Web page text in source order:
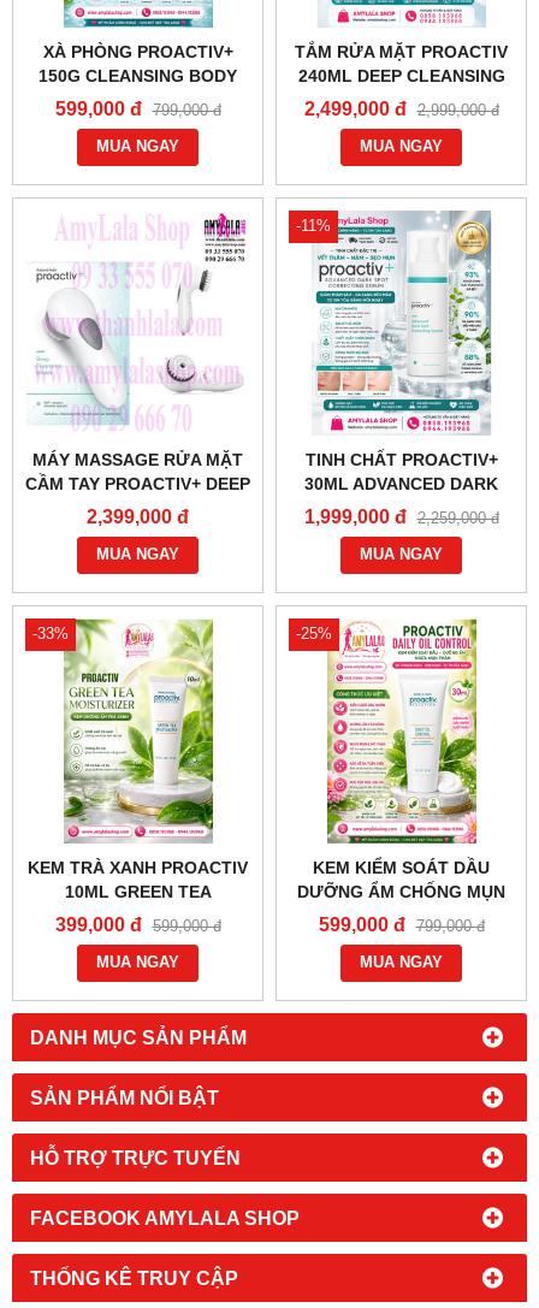
DANH MỤC SẢN PHẨM
SẢN PHẨM NỔI BẬT
HỖ TRỢ TRỰC TUYẾN
FACEBOOK AMYLALA SHOP
THỐNG KÊ TRUY CẬP
XÀ PHÒNG PROACTIV+
150G CLEANSING BODY
BAR SOAP TRỊ MỤN SÁNG
DA - 0858193968 -
0944193968 -
AMYLALASHOP.COM -
599,000 đ 799,000 đ
MUA NGAY
TẮM RỬA MẶT PROACTIV
240ML DEEP CLEANSING
WASH 2IN1 FACE BODY TRỊ
MỤN TRẮNG DA -
0858193968 - 0944193968 -
AMYLALASHOP.COM -
2,499,000 đ 2,999,000 đ
MUA NGAY
MÁY MASSAGE RỬA MẶT
CẦM TAY PROACTIV+ DEEP
CLEANSING BRUSH -
0933555070 - 0902966670 -
2,399,000 đ
MUA NGAY
-11%
TINH CHẤT PROACTIV+
30ML ADVANCED DARK
SPOT CORRECTING
SERUM TRỊ VẾT
THÂM,NÁM,SẸO MỤN
TRẮNG DA - 0858193968 -
0944193968 -
AMYLALASHOP.COM -
1,999,000 đ 2,259,000 đ
MUA NGAY
-33%
KEM TRÀ XANH PROACTIV
10ML GREEN TEA
MOISTURIZER -
0858193968 - 0944193968 -
AMYLALASHOP.COM -
399,000 đ 599,000 đ
MUA NGAY
-25%
KEM KIỂM SOÁT DẦU
DƯỠNG ẨM CHỐNG MỤN
THÂM PROACTIV
SOLUTION DAILY OIL
CONTROL (30ML) -
0858193968 - 0944193968 -
AMYLALASHOP.COM -
599,000 đ 799,000 đ
MUA NGAY